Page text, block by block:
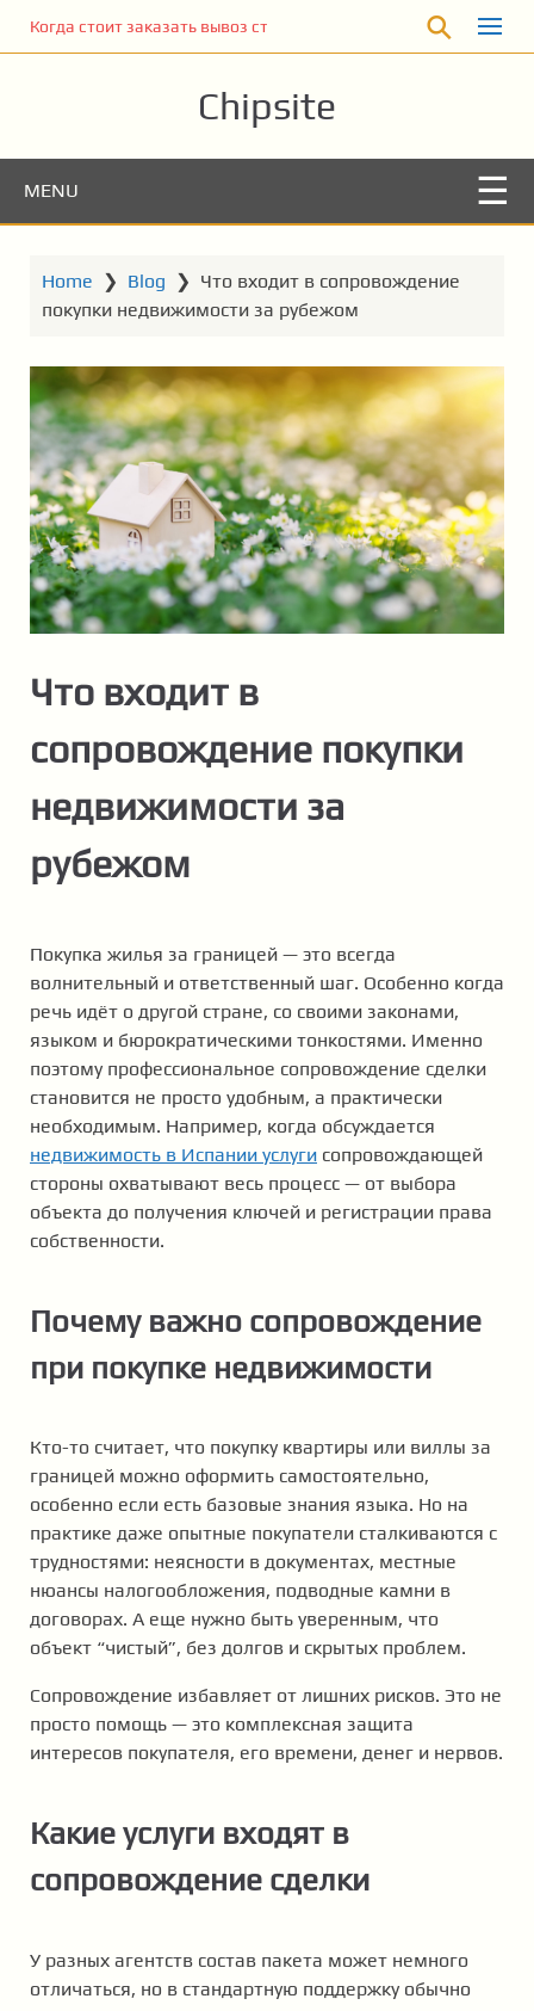
o
Когда стоит заказать вывоз строительного мусора
Chipsite
MENU
Home ❯ Blog ❯ Что входит в сопровождение
покупки недвижимости за рубежом
Что входит в
сопровождение покупки
недвижимости за
рубежом
Покупка жилья за границей — это всегда
волнительный и ответственный шаг. Особенно когда
речь идёт о другой стране, со своими законами,
языком и бюрократическими тонкостями. Именно
поэтому профессиональное сопровождение сделки
становится не просто удобным, а практически
необходимым. Например, когда обсуждается
недвижимость в Испании услуги сопровождающей
стороны охватывают весь процесс — от выбора
объекта до получения ключей и регистрации права
собственности.
Почему важно сопровождение
при покупке недвижимости
Кто-то считает, что покупку квартиры или виллы за
границей можно оформить самостоятельно,
особенно если есть базовые знания языка. Но на
практике даже опытные покупатели сталкиваются с
трудностями: неясности в документах, местные
нюансы налогообложения, подводные камни в
договорах. А еще нужно быть уверенным, что
объект “чистый”, без долгов и скрытых проблем.
Сопровождение избавляет от лишних рисков. Это не
просто помощь — это комплексная защита
интересов покупателя, его времени, денег и нервов.
Какие услуги входят в
сопровождение сделки
У разных агентств состав пакета может немного
отличаться, но в стандартную поддержку обычно